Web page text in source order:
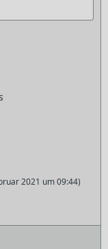
2021 um 09:44)